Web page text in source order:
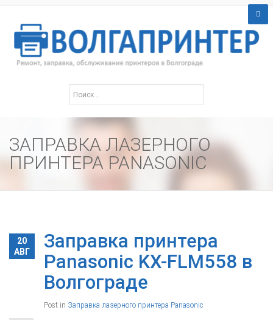
ЗАПРАВКА ЛАЗЕРНОГО
ПРИНТЕРА PANASONIC
20
АВГ
Заправка принтера
Panasonic KX-FLM558 в
Волгограде
Post in Заправка лазерного принтера Panasonic